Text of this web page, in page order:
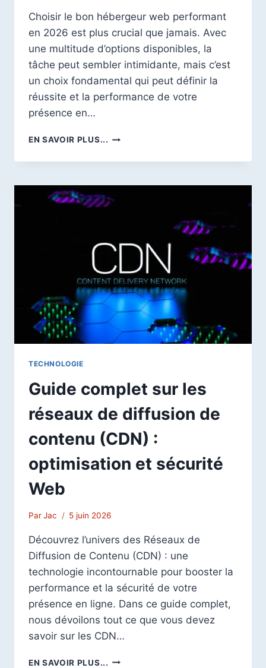
Choisir le bon hébergeur web performant
en 2026 est plus crucial que jamais. Avec
une multitude d’options disponibles, la
tâche peut sembler intimidante, mais c’est
un choix fondamental qui peut définir la
réussite et la performance de votre
présence en…
EN SAVOIR PLUS... COMMENT
UN
WEB
PERFORMANT
2026
TECHNOLOGIE
Guide complet sur les
réseaux de diffusion de
contenu (CDN) :
optimisation et sécurité
Web
ParJac 5 juin 2026
Découvrez l’univers des Réseaux de
Diffusion de Contenu (CDN) : une
technologie incontournable pour booster la
performance et la sécurité de votre
présence en ligne. Dans ce guide complet,
nous dévoilons tout ce que vous devez
savoir sur les CDN…
EN SAVOIR PLUS... GUIDE